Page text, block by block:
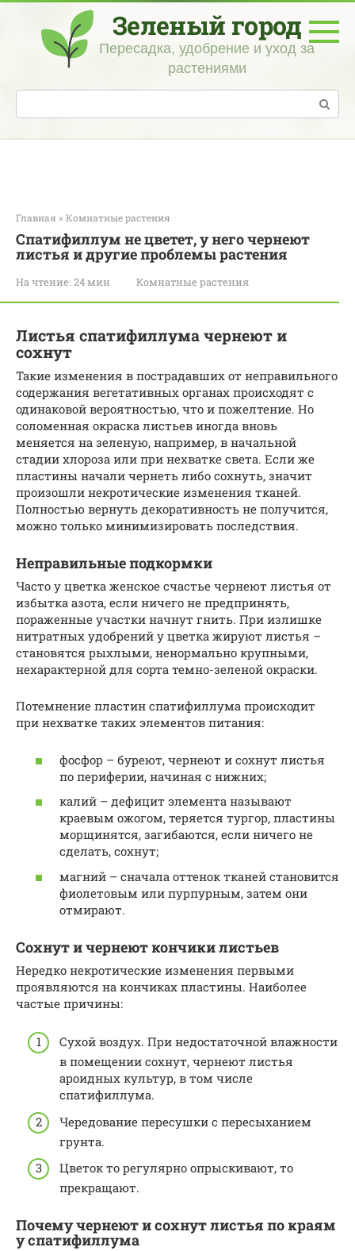
Перейти
контенту
Зеленый город
Пересадка, удобрение и уход за
растениями
Поиск:
Главная » Комнатные растения
Спатифиллум не цветет, у него чернеют
листья и другие проблемы растения
На чтение: 24 мин Комнатные растения
Листья спатифиллума чернеют и
сохнут
Такие изменения в пострадавших от неправильного
содержания вегетативных органах происходят с
одинаковой вероятностью, что и пожелтение. Но
соломенная окраска листьев иногда вновь
меняется на зеленую, например, в начальной
стадии хлороза или при нехватке света. Если же
пластины начали чернеть либо сохнуть, значит
произошли некротические изменения тканей.
Полностью вернуть декоративность не получится,
можно только минимизировать последствия.
Неправильные подкормки
Часто у цветка женское счастье чернеют листья от
избытка азота, если ничего не предпринять,
пораженные участки начнут гнить. При излишке
нитратных удобрений у цветка жируют листья –
становятся рыхлыми, ненормально крупными,
нехарактерной для сорта темно-зеленой окраски.
Потемнение пластин спатифиллума происходит
при нехватке таких элементов питания:
фосфор – буреют, чернеют и сохнут листья
по периферии, начиная с нижних;
калий – дефицит элемента называют
краевым ожогом, теряется тургор, пластины
морщинятся, загибаются, если ничего не
сделать, сохнут;
магний – сначала оттенок тканей становится
фиолетовым или пурпурным, затем они
отмирают.
Сохнут и чернеют кончики листьев
Нередко некротические изменения первыми
проявляются на кончиках пластины. Наиболее
частые причины:
Сухой воздух. При недостаточной влажности
в помещении сохнут, чернеют листья
ароидных культур, в том числе
спатифиллума.
Чередование пересушки с пересыханием
грунта.
Цветок то регулярно опрыскивают, то
прекращают.
Почему чернеют и сохнут листья по краям
у спатифиллума